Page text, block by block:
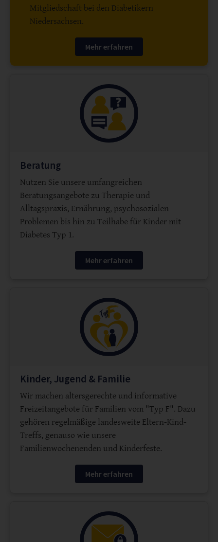
Mitgliedschaft bei den Diabetikern
Niedersachsen.
Mehr erfahren
Beratung
Nutzen Sie unsere umfangreichen
Beratungsangebote zu Therapie und
Alltagspraxis, Ernährung, psychosozialen
Problemen bis hin zu Teilhabe für Kinder mit
Diabetes Typ 1.
Mehr erfahren
Kinder, Jugend & Familie
Wir machen altersgerechte und informative
Freizeitangebote für Familien vom "Typ F". Dazu
gehören regelmäßige landesweite Eltern-Kind-
Treffs, genauso wie unsere
Familienwochenenden und Kinderfeste.
Mehr erfahren